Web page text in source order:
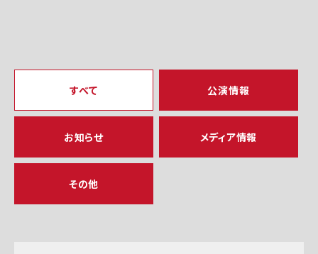
すべて 公演情報
お知らせ メディア情報
その他